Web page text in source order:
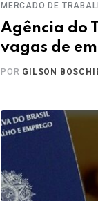
MERCADO DE
Agência do
vagas de
POR GILSON